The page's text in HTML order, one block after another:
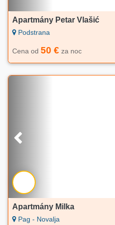
Apartmány Petar Vlašić
Podstrana
Cena od 50 € za noc
Apartmány Milka
Pag - Novalja